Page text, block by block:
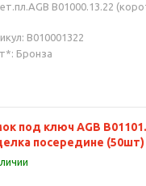
В01000.13.22
B010001322
Бронза
под ключ AGB
посередине (50шт)